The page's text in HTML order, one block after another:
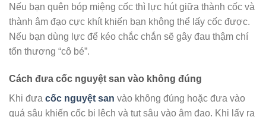
Nếu bạn quên bóp miệng cốc thì lực hút giữa thành cốc và
thành âm đạo cực khít khiến bạn không thể lấy cốc được.
Nếu bạn dùng lực để kéo chắc chắn sẽ gây đau thậm chí
tổn thương “cô bé”.
Cách đưa cốc nguyệt san vào không đúng
Khi đưa cốc nguyệt san vào không đúng hoặc đưa vào
quá sâu khiến cốc bị lệch và tụt sâu vào âm đạo. Khi lấy ra